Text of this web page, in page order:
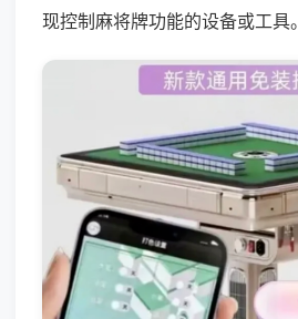
现控制麻将牌功能的设备或工具。